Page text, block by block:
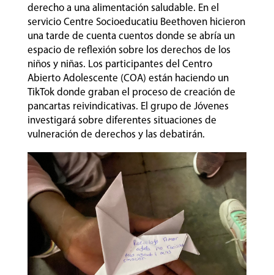
derecho a una alimentación saludable. En el
servicio Centre Socioeducatiu Beethoven hicieron
una tarde de cuenta cuentos donde se abría un
espacio de reflexión sobre los derechos de los
niños y niñas. Los participantes del Centro
Abierto Adolescente (COA) están haciendo un
TikTok donde graban el proceso de creación de
pancartas reivindicativas. El grupo de Jóvenes
investigará sobre diferentes situaciones de
vulneración de derechos y las debatirán.